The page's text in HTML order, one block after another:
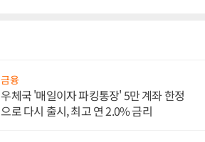
금융
우체국 '매일이자 파킹통장' 5만 계좌 한정
으로 다시 출시, 최고 연 2.0% 금리